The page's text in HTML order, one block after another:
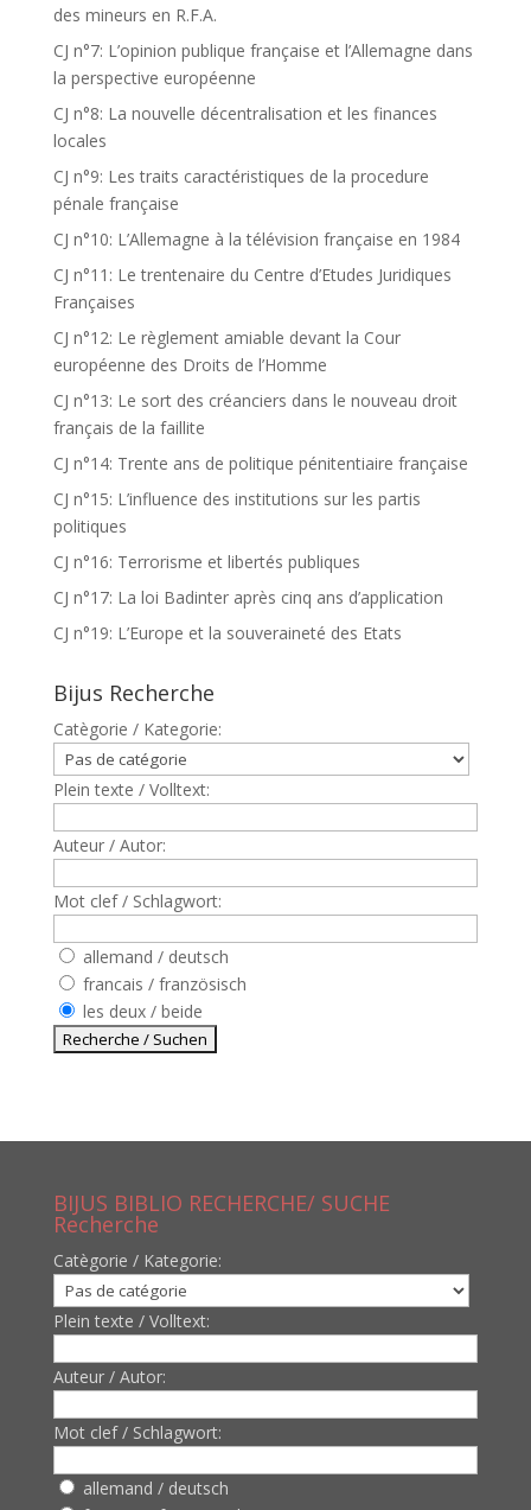
des mineurs en R.F.A.
CJ n°7: L’opinion publique française et l’Allemagne dans
la perspective européenne
CJ n°8: La nouvelle décentralisation et les finances
locales
CJ n°9: Les traits caractéristiques de la procedure
pénale française
CJ n°10: L’Allemagne à la télévision française en 1984
CJ n°11: Le trentenaire du Centre d’Etudes Juridiques
Françaises
CJ n°12: Le règlement amiable devant la Cour
européenne des Droits de l’Homme
CJ n°13: Le sort des créanciers dans le nouveau droit
français de la faillite
CJ n°14: Trente ans de politique pénitentiaire française
CJ n°15: L’influence des institutions sur les partis
politiques
CJ n°16: Terrorisme et libertés publiques
CJ n°17: La loi Badinter après cinq ans d’application
CJ n°19: L’Europe et la souveraineté des Etats
Bijus Recherche
Catègorie / Kategorie:
Plein texte / Volltext:
Auteur / Autor:
Mot clef / Schlagwort:
allemand / deutsch
francais / französisch
les deux / beide
BIJUS BIBLIO RECHERCHE/ SUCHE
Recherche
Catègorie / Kategorie:
Plein texte / Volltext:
Auteur / Autor:
Mot clef / Schlagwort:
allemand / deutsch